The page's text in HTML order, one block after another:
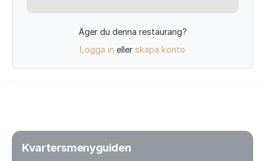
Äger du denna restaurang?
Logga in eller skapa konto
Kvartersmenyguiden